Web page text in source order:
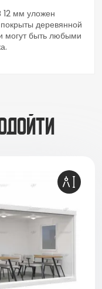
мм уложен
деревянной
могут быть любыми